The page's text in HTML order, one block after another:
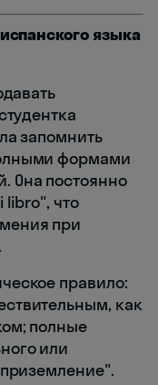
языка
запомнить
формами
Она постоянно
libro", что
при
правило:
как
полные
или